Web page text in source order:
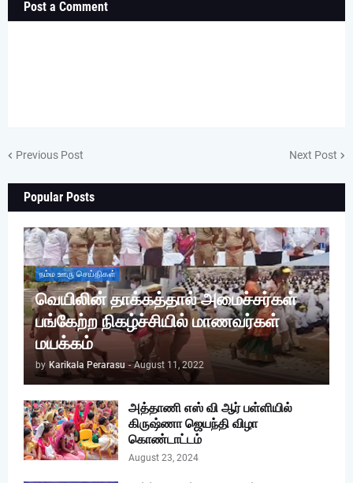
Post a Comment
Previous Post Next Post
Popular Posts
நம்ம ஊரு செய்திகள்
வெயிலின் தாக்கத்தால் அமைச்சர்கள்
பங்கேற்ற நிகழ்ச்சியில் மாணவர்கள்
மயக்கம்
by Karikala Perarasu - August 11, 2022
அத்தாணி எஸ் வி ஆர் பள்ளியில்
கிருஷ்ணா ஜெயந்தி விழா
கொண்டாட்டம்
August 23, 2024